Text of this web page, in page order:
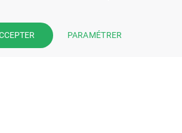
main sur votre fiche
et offrez à vos patient
mobile de votre
PARAMÉTRER